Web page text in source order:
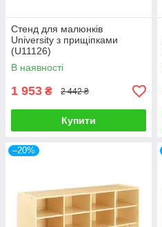
Стенд для малюнків
University з прищіпками
(U11126)
В наявності
1 953 ₴ 2 442 ₴
Купити
–20%